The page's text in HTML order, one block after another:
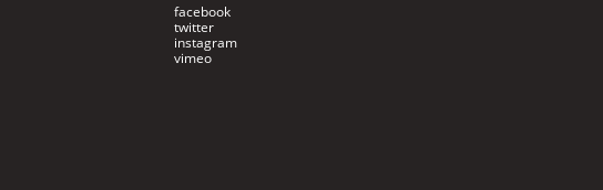
facebook
twitter
instagram
vimeo